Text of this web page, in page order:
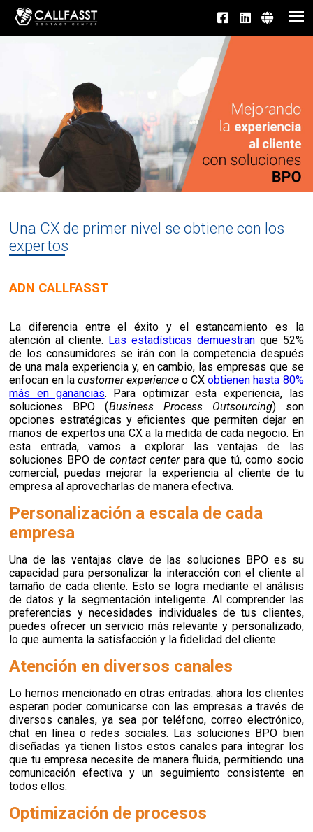
Una CX de primer nivel se obtiene con los
expertos
ADN CALLFASST
La diferencia entre el éxito y el estancamiento es la
atención al cliente. Las estadísticas demuestranque 52%
de los consumidores se irán con la competencia después
de una mala experiencia y, en cambio, las empresas que se
enfocan en la customer experienceo CXobtienen hasta 80%
más en ganancias. Para optimizar esta experiencia, las
soluciones BPO (Business Process Outsourcing) son
opciones estratégicas y eficientes que permiten dejar en
manos de expertos una CX a la medida de cada negocio. En
esta entrada, vamos a explorar las ventajas de las
soluciones BPO de contact centerpara que tú, como socio
comercial, puedas mejorar la experiencia al cliente de tu
empresa al aprovecharlas de manera efectiva.
Personalización a escala de cada
empresa
Una de las ventajas clave de las soluciones BPO es su
capacidad para personalizar la interacción con el cliente al
tamaño de cada cliente. Esto se logra mediante el análisis
de datos y la segmentación inteligente. Al comprender las
preferencias y necesidades individuales de tus clientes,
puedes ofrecer un servicio más relevante y personalizado,
lo que aumenta la satisfacción y la fidelidad del cliente.
Atención en diversos canales
Lo hemos mencionado en otras entradas: ahora los clientes
esperan poder comunicarse con las empresas a través de
diversos canales, ya sea por teléfono, correo electrónico,
chat en línea o redes sociales. Las soluciones BPO bien
diseñadas ya tienen listos estos canales para integrar los
que tu empresa necesite de manera fluida, permitiendo una
comunicación efectiva y un seguimiento consistente en
todos ellos.
Optimización de procesos